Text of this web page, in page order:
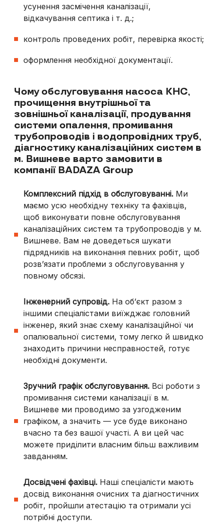
усунення засмічення каналізації,
відкачування септика і т. д.;
контроль проведених робіт, перевірка якості;
оформлення необхідної документації.
Чому обслуговування насоса КНС,
прочищення внутрішньої та
зовнішньої каналізації, продування
системи опалення, промивання
трубопроводів і водопровідних труб,
діагностику каналізаційних систем в
м. Вишневе варто замовити в
компанії BADAZA Group
Комплексний підхід в обслуговуванні. Ми
маємо усю необхідну техніку та фахівців,
щоб виконувати повне обслуговування
каналізаційних систем та трубопроводів у м.
Вишневе. Вам не доведеться шукати
підрядників на виконання певних робіт, щоб
розв’язати проблеми з обслуговування у
повному обсязі.
Інженерний супровід. На об’єкт разом з
іншими спеціалістами виїжджає головний
інженер, який знає схему каналізаційної чи
опалювальної системи, тому легко й швидко
знаходить причини несправностей, готує
необхідні документи.
Зручний графік обслуговування. Всі роботи з
промивання системи каналізації в м.
Вишневе ми проводимо за узгодженим
графіком, а значить — усе буде виконано
вчасно та без вашої участі. А ви цей час
можете приділити власним більш важливим
завданням.
Досвідчені фахівці. Наші спеціалісти мають
досвід виконання очисних та діагностичних
робіт, пройшли атестацію та отримали усі
потрібні доступи.